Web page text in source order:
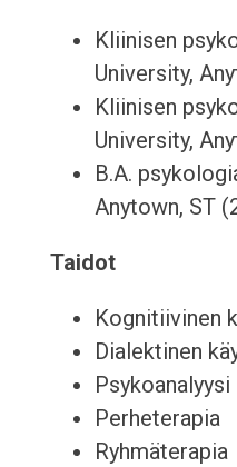
Kliinisen
University,
Kliinisen
University,
B.A.
Anytown, ST
Taidot
Kognitiivinen
Dialektinen
Psykoanalyysi
Perheterapia
Ryhmäterapia